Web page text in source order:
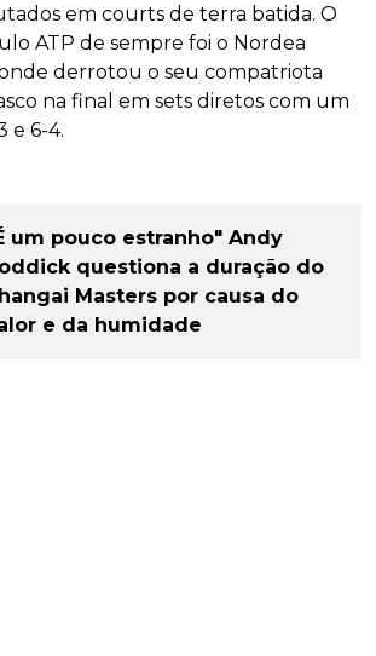
em courts de terra batida. O
ATP de sempre foi o Nordea
derrotou o seu compatriota
na final em sets diretos com um
e 6-4.
um pouco estranho" Andy
questiona a duração do
Masters por causa do
e da humidade